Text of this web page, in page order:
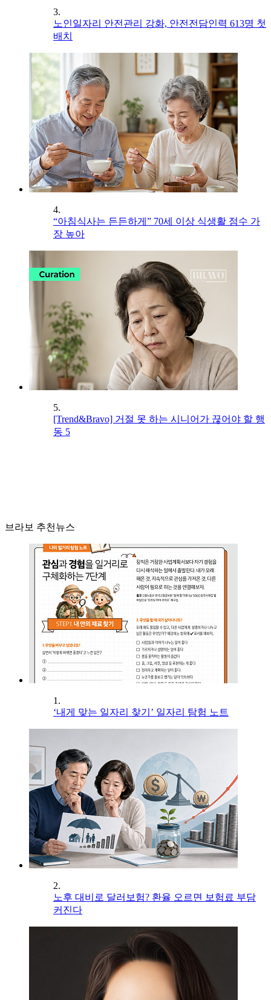
3.
노인일자리 안전관리 강화, 안전전담인력 613명 첫
배치
4.
“아침식사는 든든하게” 70세 이상 식생활 점수 가
장 높아
5.
[Trend&Bravo] 거절 못 하는 시니어가 끊어야 할 행
동 5
브라보 추천뉴스
1.
‘내게 맞는 일자리 찾기’ 일자리 탐험 노트
2.
노후 대비로 달러보험? 환율 오르면 보험료 부담
커진다